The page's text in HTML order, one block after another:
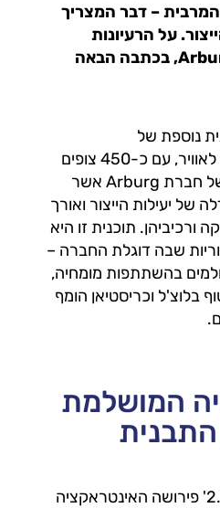
המרבית – דבר המצריך
על הרעיונות
נוספת של
arburgXvision עלתה לאוויר, עם כ-450 צופים
שעקבו אחר המומחים של חברת Arburg אשר
של יעילות הייצור ואורך
ורכיביהן. תוכנית זו היא
שבה דוגלת החברה –
בהשתתפות מומחיה,
בלוצ'ל וכריסטיאן הומף
המושלמת
התבנית
"'אסטרטגיית תבניות 2.0' פירושה האינטראקציה